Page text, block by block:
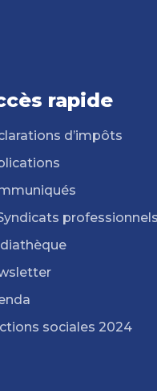
rapide
d’impôts
professionnels
sociales 2024